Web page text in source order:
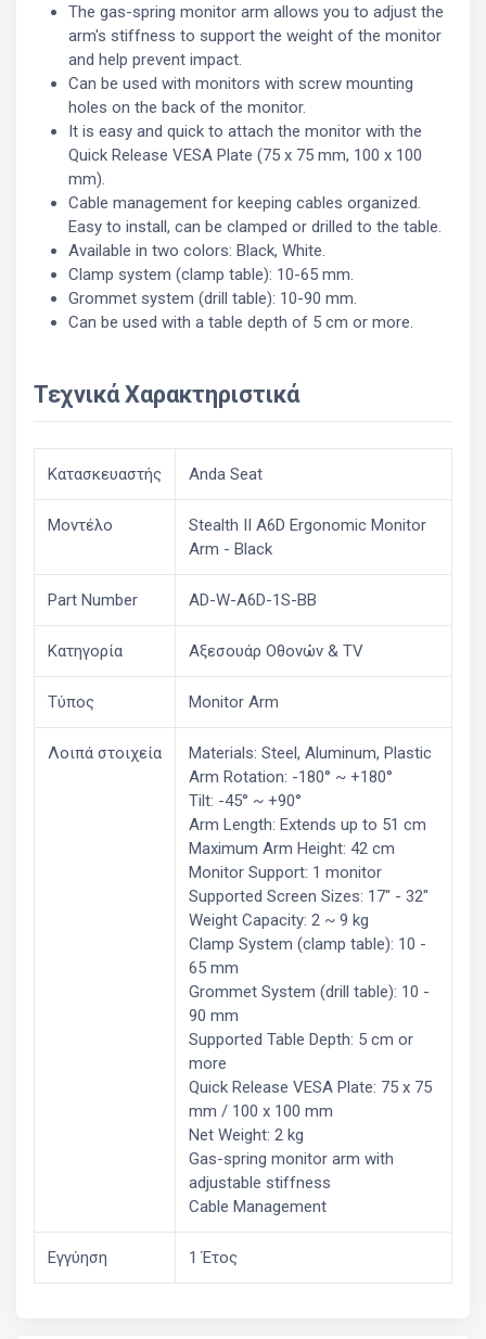
The gas-spring monitor arm allows you to adjust the
arm's stiffness to support the weight of the monitor
and help prevent impact.
Can be used with monitors with screw mounting
holes on the back of the monitor.
It is easy and quick to attach the monitor with the
Quick Release VESA Plate (75 x 75 mm, 100 x 100
mm).
Cable management for keeping cables organized.
Easy to install, can be clamped or drilled to the table.
Available in two colors: Black, White.
Clamp system (clamp table): 10-65 mm.
Grommet system (drill table): 10-90 mm.
Can be used with a table depth of 5 cm or more.
Τεχνικά Χαρακτηριστικά
Κατασκευαστής Anda Seat
Μοντέλο
Stealth II A6D Ergonomic Monitor
Arm - Black
Part Number AD-W-A6D-1S-BB
Κατηγορία Αξεσουάρ Οθονών & ΤV
Τύπος Monitor Arm
Λοιπά στοιχεία
Materials: Steel, Aluminum, Plastic
Arm Rotation: -180° ~ +180°
Tilt: -45° ~ +90°
Arm Length: Extends up to 51 cm
Maximum Arm Height: 42 cm
Monitor Support: 1 monitor
Supported Screen Sizes: 17" - 32"
Weight Capacity: 2 ~ 9 kg
Clamp System (clamp table): 10 -
65 mm
Grommet System (drill table): 10 -
90 mm
Supported Table Depth: 5 cm or
more
Quick Release VESA Plate: 75 x 75
mm / 100 x 100 mm
Net Weight: 2 kg
Gas-spring monitor arm with
adjustable stiffness
Cable Management
Εγγύηση 1 Έτος